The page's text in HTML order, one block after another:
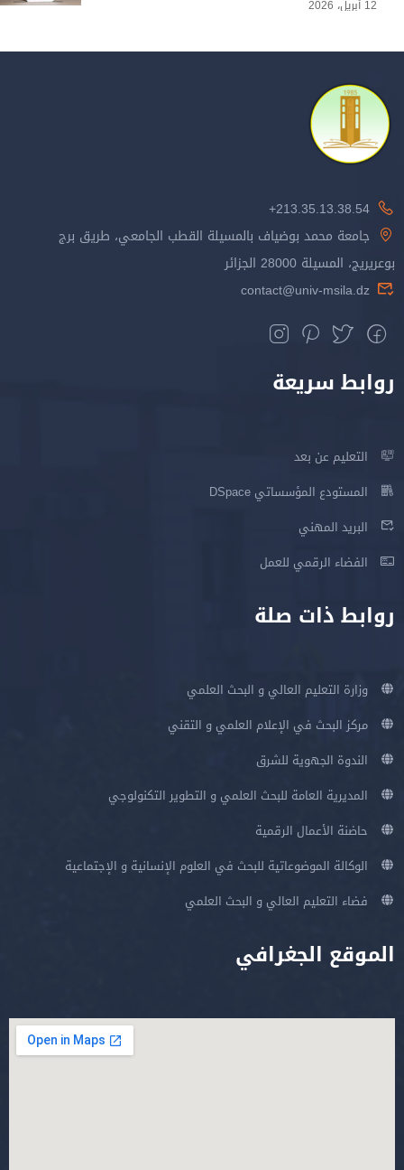
12 أبريل، 2026
213.35.13.38.54+
جامعة محمد بوضياف بالمسيلة القطب الجامعي، طريق برج
بوعريريج، المسيلة 28000 الجزائر
contact@univ-msila.dz
روابط سريعة
التعليم عن بعد
المستودع المؤسساتي DSpace
البريد المهني
الفضاء الرقمي للعمل
روابط ذات صلة
وزارة التعليم العالي و البحث العلمي
مركز البحث في الإعلام العلمي و التقني
الندوة الجهوية للشرق
المديرية العامة للبحث العلمي و التطوير التكنولوجي
حاضنة الأعمال الرقمية
الوكالة الموضوعاتية للبحث في العلوم الإنسانية و الإجتماعية
فضاء التعليم العالي و البحث العلمي
الموقع الجغرافي